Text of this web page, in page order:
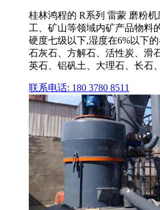
桂林鸿程的 R系列 雷蒙 磨粉
工、矿山等领域内矿产品物料
硬度七级以下,湿度在6%以下
石灰石、方解石、活性炭、滑
英石、铝矾土、大理石、长石
联系电话: 180 3780 8511